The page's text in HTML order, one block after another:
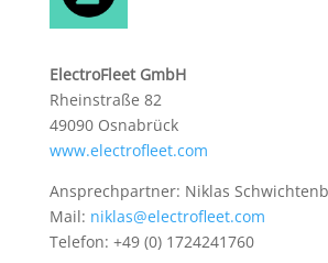
ElectroFleet GmbH
Rheinstraße 82
49090 Osnabrück
www.electrofleet.com
Ansprechpartner: Niklas
Mail: niklas@electrofleet.com
Telefon: +49 (0) 1724241760